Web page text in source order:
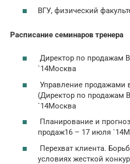
ВГУ, физический
Расписание семинаров тренера
Директор по продажам
`14Москва
Управление продажами
(Директор по продажам
`14Москва
Планирование и
продаж16 – 17 июля
Перехват клиента.
условиях жесткой